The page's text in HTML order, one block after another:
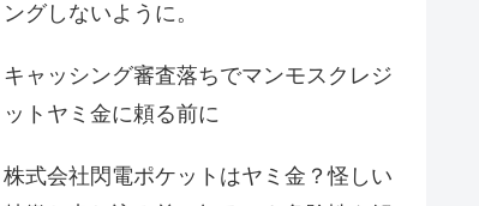
ングしないように。
キャッシング審査落ちでマンモスクレジ
ットヤミ金に頼る前に
株式会社閃電ポケットはヤミ金？怪しい